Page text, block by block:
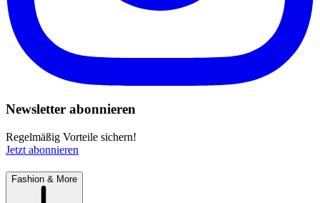
Newsletter abonnieren
Regelmäßig Vorteile sichern!
Jetzt abonnieren
Fashion & More